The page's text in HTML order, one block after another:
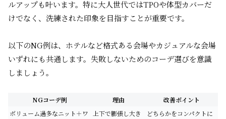
ルアップも叶います。特に大人世代ではTPOや体型カバーだ
けでなく、洗練された印象を目指すことが重要です。
以下のNG例は、ホテルなど格式ある会場やカジュアルな会場
いずれにも共通します。失敗しないためのコーデ選びを意識
しましょう。
NGコーデ例 理由
改善ポイント
ボリューム過多なニット＋ワ
上下で膨張し大き
どちらかをコンパクトに